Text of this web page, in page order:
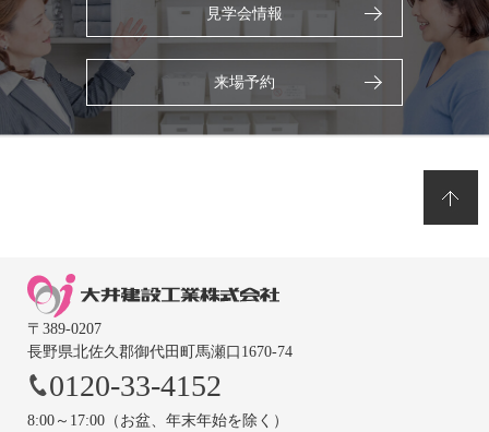
見学会情報
来場予約
〒389-0207
長野県北佐久郡御代田町馬瀬口1670-74
0120-33-4152
8:00～17:00（お盆、年末年始を除く）